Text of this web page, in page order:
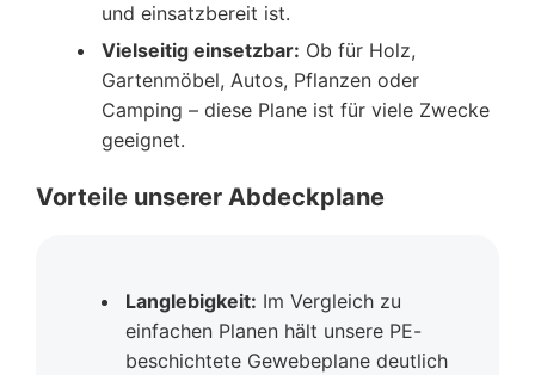
und einsatzbereit ist.
Vielseitig einsetzbar: Ob für Holz,
Gartenmöbel, Autos, Pflanzen oder
Camping – diese Plane ist für viele Zwecke
geeignet.
Vorteile unserer Abdeckplane
Langlebigkeit: Im Vergleich zu
einfachen Planen hält unsere PE-
beschichtete Gewebeplane deutlich